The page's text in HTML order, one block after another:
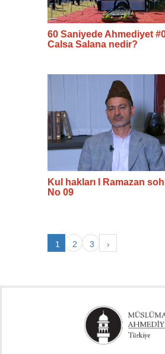
60 Saniyede Ahmediyet
Calsa Salana nedir?
Kul hakları I Ramazan
No 09
1 2 3 ›